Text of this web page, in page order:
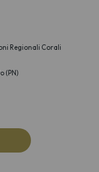
Regionali Corali
(PN)